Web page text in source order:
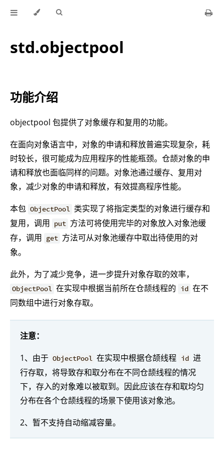
std.objectpool
功能介绍
objectpool 包提供了对象缓存和复用的功能。
在面向对象语言中，对象的申请和释放普遍实现复杂，耗
时较长，很可能成为应用程序的性能瓶颈。仓颉对象的申
请和释放也面临同样的问题。对象池通过缓存、复用对
象，减少对象的申请和释放，有效提高程序性能。
本包 ObjectPool 类实现了将指定类型的对象进行缓存和
复用，调用 put 方法可将使用完毕的对象放入对象池缓
存，调用 get 方法可从对象池缓存中取出待使用的对
象。
此外，为了减少竞争，进一步提升对象存取的效率，
ObjectPool 在实现中根据当前所在仓颉线程的 id 在不
同数组中进行对象存取。
注意：
1、由于 ObjectPool 在实现中根据仓颉线程 id 进
行存取，将导致存和取分布在不同仓颉线程的情况
下，存入的对象难以被取到。因此应该在存和取均匀
分布在各个仓颉线程的场景下使用该对象池。
2、暂不支持自动缩减容量。